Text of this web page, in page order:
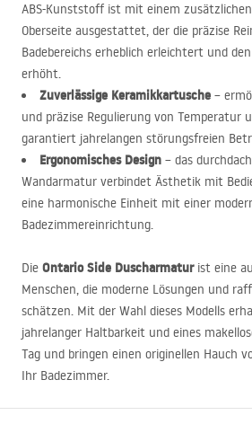
ABS-Kunststoff ist mit einem
Oberseite ausgestattet, der die präzise
Badebereichs erheblich erleichtert und
erhöht.
Zuverlässige Keramikkartusche –
und präzise Regulierung von Temperatur
garantiert jahrelangen störungsfreien
Ergonomisches Design – das
Wandarmatur verbindet Ästhetik mit
eine harmonische Einheit mit einer
Badezimmereinrichtung.
Die Ontario Side Duscharmaturist eine
Menschen, die moderne Lösungen und
schätzen. Mit der Wahl dieses Modells
jahrelanger Haltbarkeit und eines
Tag und bringen einen originellen Hauch
Ihr Badezimmer.